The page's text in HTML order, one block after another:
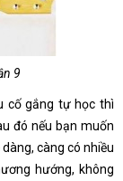
9
cố gắng tự học thì
đó nếu bạn muốn
càng có nhiều
hướng, không